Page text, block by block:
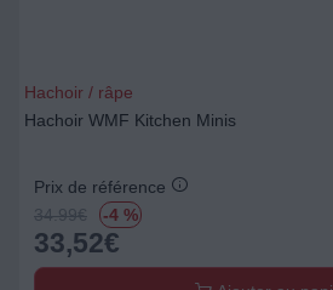
Hachoir / râpe
Hachoir WMF Kitchen Minis
Prix de référence
34.99€ -4 %
33,52€